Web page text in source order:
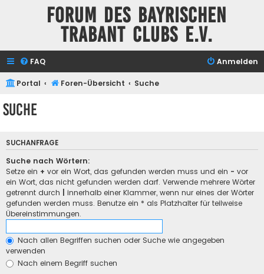
Forum des Bayrischen
Trabant Clubs e.V.
FAQ Anmelden
Portal Foren-Übersicht Suche
Suche
SUCHANFRAGE
Suche nach Wörtern:
Setze ein + vor ein Wort, das gefunden werden muss und ein - vor
ein Wort, das nicht gefunden werden darf. Verwende mehrere Wörter
getrennt durch
innerhalb einer Klammer, wenn nur eines der Wörter
gefunden werden muss. Benutze ein * als Platzhalter für teilweise
Übereinstimmungen.
Nach allen Begriffen suchen oder Suche wie angegeben
verwenden
Nach einem Begriff suchen